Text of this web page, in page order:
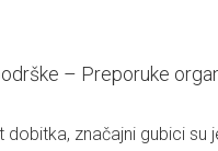
– Preporuke
značajni gubici